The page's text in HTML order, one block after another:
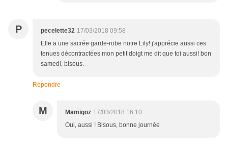
P pecelette32 17/03/2018 09:58
Elle a une sacrée garde-robe notre Lily! j'apprécie aussi ces
tenues décontractées mon petit doigt me dit que toi aussi! bon
samedi, bisous.
Répondre
M Mamigoz 17/03/2018 16:10
Oui, aussi ! Bisous, bonne journée